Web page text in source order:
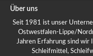
Über uns
Seit 1981 ist unser
Ostwestfalen-Lippe/
Jahren Erfahrung sind
Schleifmittel,